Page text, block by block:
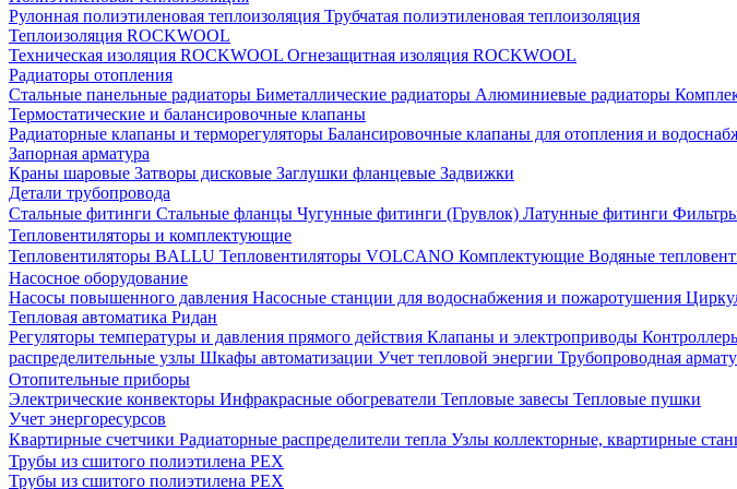
Рулонная полиэтиленовая теплоизоляция Трубчатая полиэтиленовая теплоизоляция
Теплоизоляция ROCKWOOL
Техническая изоляция ROCKWOOL Огнезащитная изоляция ROCKWOOL
Радиаторы отопления
Стальные панельные радиаторы Биметаллические радиаторы Алюминиевые радиаторы
Термостатические и балансировочные клапаны
Радиаторные клапаны и терморегуляторы Балансировочные клапаны для отопления и
Запорная арматура
Краны шаровые Затворы дисковые Заглушки фланцевые Задвижки
Детали трубопровода
Стальные фитинги Стальные фланцы Чугунные фитинги (Грувлок) Латунные фитинги
Тепловентиляторы и комплектующие
Тепловентиляторы BALLU Тепловентиляторы VOLCANO Комплектующие Водяные
Насосное оборудование
Насосы повышенного давления Насосные станции для водоснабжения и пожаротушения
Тепловая автоматика Ридан
Регуляторы температуры и давления прямого действия Клапаны и электроприводы
распределительные узлы Шкафы автоматизации Учет тепловой энергии Трубопроводная
Отопительные приборы
Электрические конвекторы Инфракрасные обогреватели Тепловые завесы Тепловые пушки
Учет энергоресурсов
Квартирные счетчики Радиаторные распределители тепла Узлы коллекторные, квартирные
Трубы из сшитого полиэтилена PEX
Трубы из сшитого полиэтилена PEX